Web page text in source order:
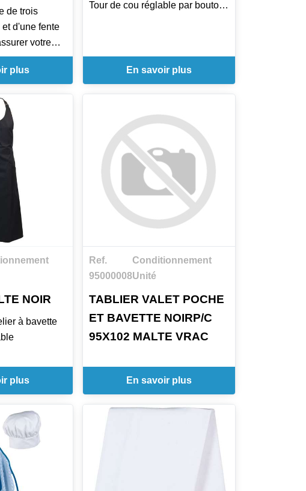
de trois
d'une fente
votre
: 98cm
fuchsia,
pistache,
plus
Tour de cou réglable par boutons
Hauteur : 90cm
Largeur : 70cm
Rouge, Moka, Anthracite, Beige,
Bleu roi, Bordeaux, Fuschia,
Gris clair, Marine, Melon,
Pistache, Prune
En savoir plus
NOIR
à bavette
et une
: 100cm
plus
Ref.
95000008
Conditionnement
Unité
TABLIER VALET POCHE
ET BAVETTE NOIRP/C
95X102 MALTE VRAC
En savoir plus